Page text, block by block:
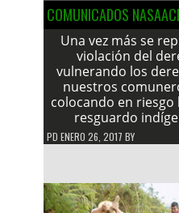
COMUNICADOS
Una vez más se
violación del
vulnerando los
nuestros
colocando en
resguardo
PD ENERO 26, 2017 BY